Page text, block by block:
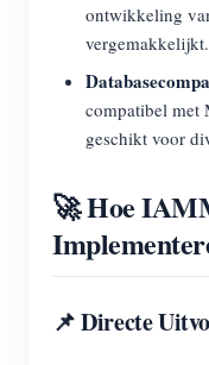
ontwikkeling
vergemakkelijkt.
compatibel met
geschikt voor
🚀 Hoe
📌 Directe